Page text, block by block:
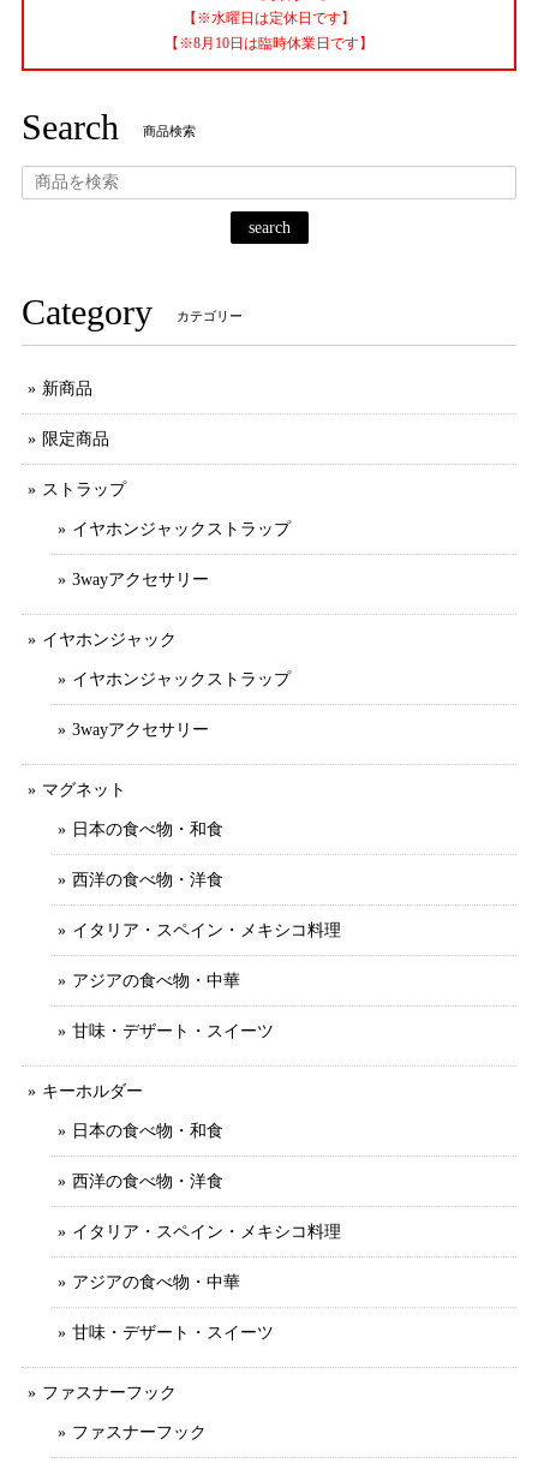
【※水曜日は定休日です】
【※8月10日は臨時休業日です】
Search 商品検索
search
Category カテゴリー
新商品
限定商品
ストラップ
イヤホンジャックストラップ
3wayアクセサリー
イヤホンジャック
イヤホンジャックストラップ
3wayアクセサリー
マグネット
日本の食べ物・和食
西洋の食べ物・洋食
イタリア・スペイン・メキシコ料理
アジアの食べ物・中華
甘味・デザート・スイーツ
キーホルダー
日本の食べ物・和食
西洋の食べ物・洋食
イタリア・スペイン・メキシコ料理
アジアの食べ物・中華
甘味・デザート・スイーツ
ファスナーフック
ファスナーフック